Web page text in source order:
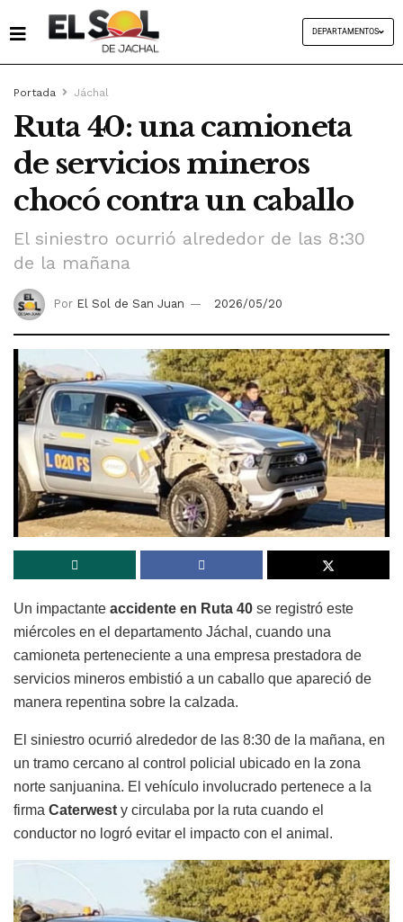
DEPARTAMENTOS
Portada Jáchal
Ruta 40: una camioneta
de servicios mineros
chocó contra un caballo
El siniestro ocurrió alrededor de las 8:30
de la mañana
Por El Sol de San Juan 2026/05/20
Un impactante accidente en Ruta 40 se registró este
miércoles en el departamento Jáchal, cuando una
camioneta perteneciente a una empresa prestadora de
servicios mineros embistió a un caballo que apareció de
manera repentina sobre la calzada.
El siniestro ocurrió alrededor de las 8:30 de la mañana, en
un tramo cercano al control policial ubicado en la zona
norte sanjuanina. El vehículo involucrado pertenece a la
firma Caterwest y circulaba por la ruta cuando el
conductor no logró evitar el impacto con el animal.